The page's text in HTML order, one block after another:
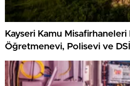
Kayseri Kamu Misafirhaneleri
Öğretmenevi, Polisevi ve